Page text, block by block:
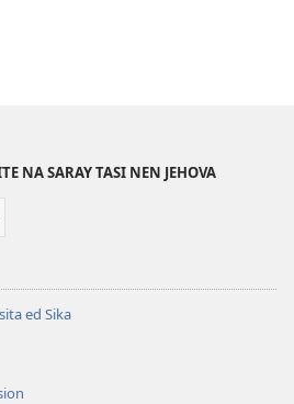
NA SARAY TASI NEN JEHOVA
ed Sika